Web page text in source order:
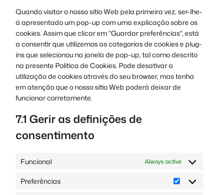
gettext-
data-
Quando visitar o nosso sítio Web pela primeira vez, ser-lhe-
á apresentado um pop-up com uma explicação sobre os
cookies. Assim que clicar em "Guardar preferências", está
a consentir que utilizemos as categorias de cookies e plug-
ins que selecionou na janela de pop-up, tal como descrito
na presente Política de Cookies. Pode desativar a
utilização de cookies através do seu browser, mas tenha
em atenção que o nosso sítio Web poderá deixar de
funcionar corretamente.
7.1 Gerir as definições de
consentimento
Funcional Always active
Preferências